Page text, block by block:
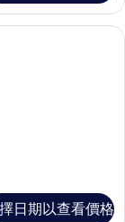
遮光布/窗簾、隔音、
日期以查看價格